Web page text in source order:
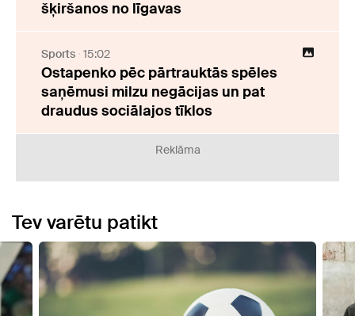
šķiršanos no līgavas
Sports 15:02
Ostapenko pēc pārtrauktās spēles
saņēmusi milzu negācijas un pat
draudus sociālajos tīklos
Reklāma
Tev varētu patikt